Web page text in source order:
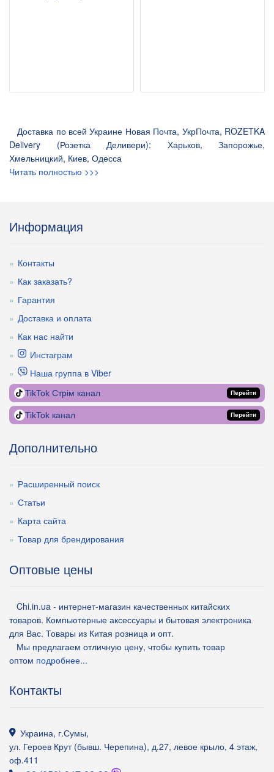
Доставка по всей Украине Новая Почта, УкрПочта, ROZETKA
Delivery (Розетка Деливери): Харьков, Запорожье,
Хмельницкий, Киев, Одесса
Читать полностью >>>
Информация
Контакты
Как заказать?
Гарантия
Доставка и оплата
Как нас найти
Инстаграм
Наша группа в Viber
TikTok Стрім канал Перейти
TikTok канал Перейти
Дополнительно
Расширенный поиск
Статьи
Карта сайта
Товар для брендирования
Оптовые цены
Chi.in.ua - интернет-магазин качественных китайских
товаров. Компьютерные аксессуары и бытовая электроника
для Вас. Товары из Китая розница и опт.
Мы предлагаем отличную цену, чтобы купить товар
оптом подробнее...
Контакты
Украина, г.Сумы,
ул. Героев Крут (бывш. Черепина), д.27, левое крыло, 4 этаж,
оф.411